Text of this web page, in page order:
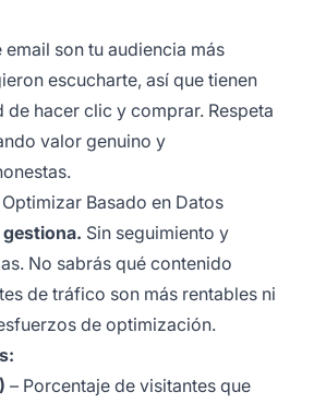
son tu audiencia más
escucharte, así que tienen
hacer clic y comprar. Respeta
valor genuino y
Basado en Datos
gestiona. Sin seguimiento y
No sabrás qué contenido
de tráfico son más rentables ni
de optimización.
– Porcentaje de visitantes que